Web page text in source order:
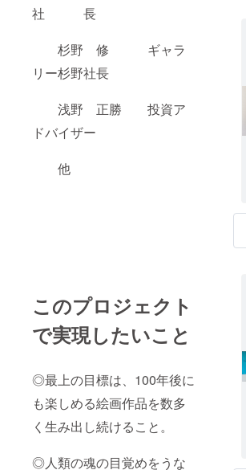
社 長
杉野 修 ギャラ
リー杉野社長
浅野 正勝 投資ア
ドバイザー
他
このプロジェクト
で実現したいこと
◎最上の目標は、100年後に
も楽しめる絵画作品を数多
く生み出し続けること。
◎人類の魂の目覚めをうな